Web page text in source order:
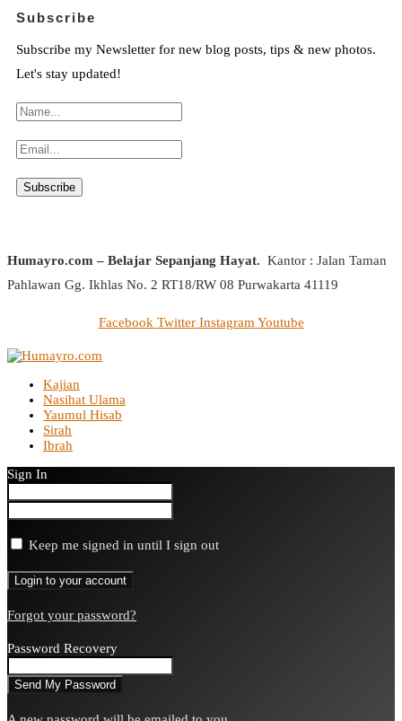
Subscribe
Subscribe my Newsletter for new blog posts, tips & new photos.
Let's stay updated!
Humayro.com – Belajar Sepanjang Hayat. Kantor : Jalan Taman
Pahlawan Gg. Ikhlas No. 2 RT18/RW 08 Purwakarta 41119
Facebook Twitter Instagram Youtube
Kajian
Nasihat Ulama
Yaumul Hisab
Sirah
Ibrah
Sign In
Keep me signed in until I sign out
Forgot your password?
Password Recovery